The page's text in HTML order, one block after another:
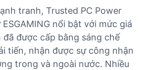
tranh, Trusted PC Power
nổi bật với mức giá
đã được cấp bằng sáng chế
tiến, nhận được sự công nhận
trong và ngoài nước. Nhiều